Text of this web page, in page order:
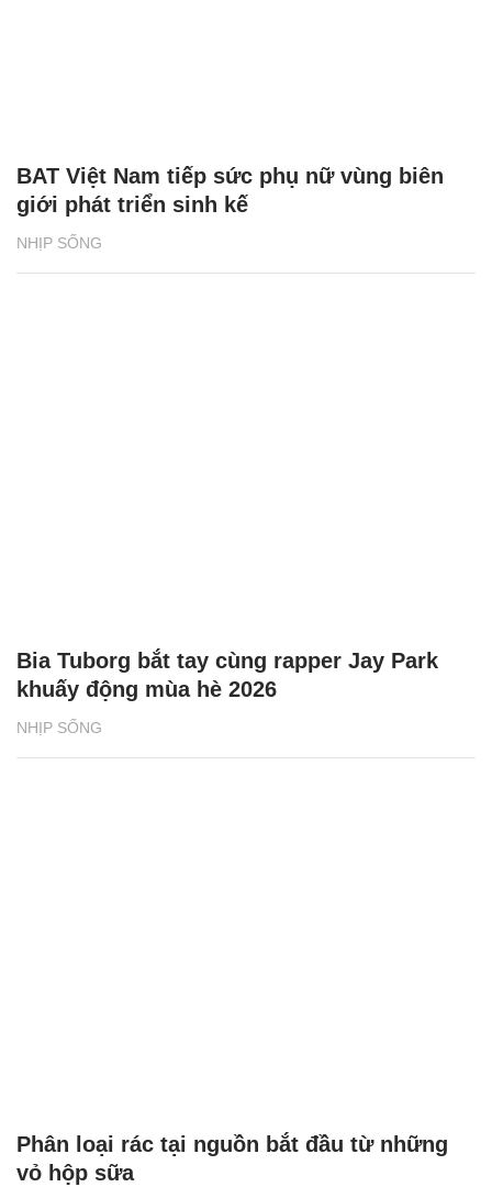
NHỊP SỐNG
BAT Việt Nam tiếp sức phụ nữ vùng biên
giới phát triển sinh kế
NHỊP SỐNG
Bia Tuborg bắt tay cùng rapper Jay Park
khuấy động mùa hè 2026
Phân loại rác tại nguồn bắt đầu từ những
vỏ hộp sữa